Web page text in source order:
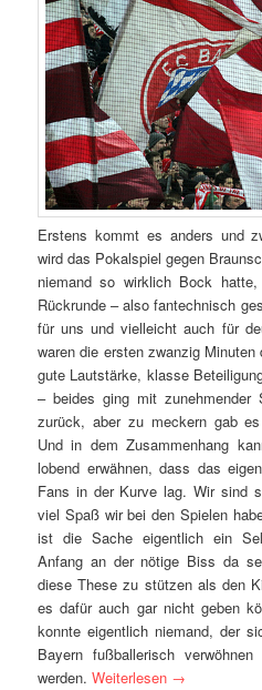
Erstens kommt es anders und
wird das Pokalspiel gegen
niemand so wirklich Bock
Rückrunde – also fantechnisch
für uns und vielleicht auch für
waren die ersten zwanzig
gute Lautstärke, klasse
– beides ging mit zunehmender
zurück, aber zu meckern gab
Und in dem Zusammenhang
lobend erwähnen, dass das
Fans in der Kurve lag. Wir sind
viel Spaß wir bei den Spielen
ist die Sache eigentlich ein
Anfang an der nötige Biss da
diese These zu stützen als den
es dafür auch gar nicht geben
konnte eigentlich niemand, der
Bayern fußballerisch
werden.Weiterlesen →